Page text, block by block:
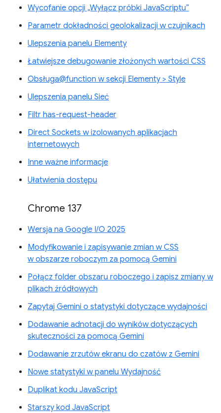
Wycofanie opcji „Wyłącz próbki JavaScriptu”
Parametr dokładności geolokalizacji w czujnikach
Ulepszenia panelu Elementy
Łatwiejsze debugowanie złożonych wartości CSS
Obsługa@function w sekcji Elementy > Style
Ulepszenia panelu Sieć
Filtr has-request-header
Direct Sockets w izolowanych aplikacjach
internetowych
Inne ważne informacje
Ułatwienia dostępu
Chrome 137
Wersja na Google I/O 2025
Modyfikowanie i zapisywanie zmian w CSS
w obszarze roboczym za pomocą Gemini
Połącz folder obszaru roboczego i zapisz zmiany w
plikach źródłowych
Zapytaj Gemini o statystyki dotyczące wydajności
Dodawanie adnotacji do wyników dotyczących
skuteczności za pomocą Gemini
Dodawanie zrzutów ekranu do czatów z Gemini
Nowe statystyki w panelu Wydajność
Duplikat kodu JavaScript
Starszy kod JavaScript